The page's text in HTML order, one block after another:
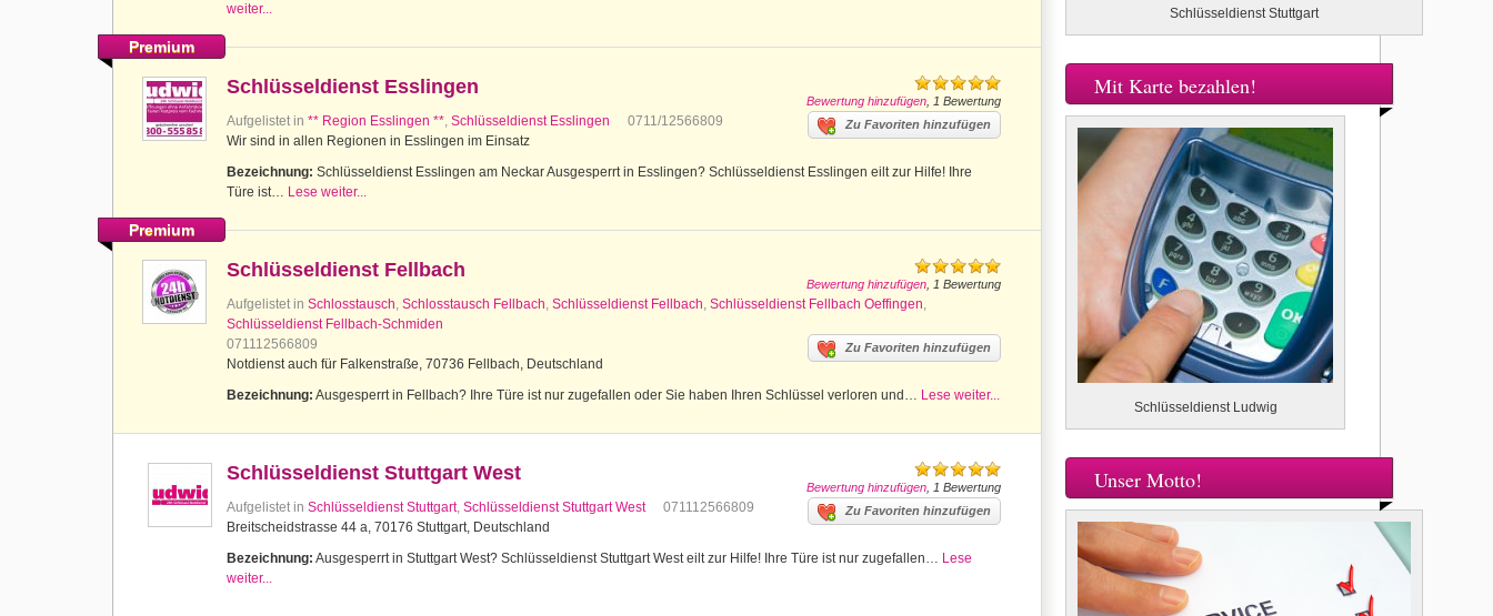
weiter...
Premium
Bewertung hinzufügen , 1 Bewertung
Schlüsseldienst Esslingen
Aufgelistet in ** Region Esslingen **, Schlüsseldienst Esslingen Zu Favoriten hinzufügen
0711/12566809
Wir sind in allen Regionen in Esslingen im Einsatz
Bezeichnung: Schlüsseldienst Esslingen am Neckar Ausgesperrt in Esslingen? Schlüsseldienst Esslingen eilt zur Hilfe! Ihre
Türe ist… Lese weiter...
Premium
Bewertung hinzufügen , 1 Bewertung
Schlüsseldienst Fellbach
Aufgelistet in Schlosstausch, Schlosstausch Fellbach, Schlüsseldienst Fellbach, Schlüsseldienst Fellbach Oeffingen,
Schlüsseldienst Fellbach-Schmiden
Zu Favoriten hinzufügen
071112566809
Notdienst auch für Falkenstraße, 70736 Fellbach, Deutschland
Bezeichnung: Ausgesperrt in Fellbach? Ihre Türe ist nur zugefallen oder Sie haben Ihren Schlüssel verloren und… Lese weiter...
Bewertung hinzufügen , 1 Bewertung
Schlüsseldienst Stuttgart West
Aufgelistet in Schlüsseldienst Stuttgart, Schlüsseldienst Stuttgart West Zu Favoriten hinzufügen
071112566809
Breitscheidstrasse 44 a, 70176 Stuttgart, Deutschland
Bezeichnung: Ausgesperrt in Stuttgart West? Schlüsseldienst Stuttgart West eilt zur Hilfe! Ihre Türe ist nur zugefallen… Lese
weiter...
Schlüsseldienst Stuttgart
Mit Karte bezahlen!
Schlüsseldienst Ludwig
Unser Motto!